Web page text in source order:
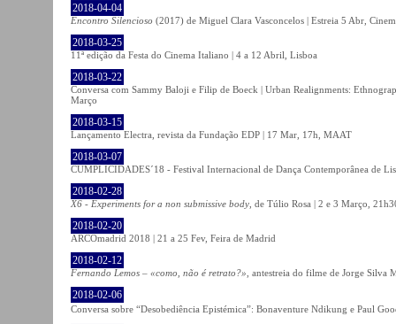
2018-04-04
Encontro Silencioso (2017) de Miguel Clara Vasconcelos | Estreia 5 Abr,
2018-03-25
11ª edição da Festa do Cinema Italiano | 4 a 12 Abril, Lisboa
2018-03-22
Conversa com Sammy Baloji e Filip de Boeck | Urban Realignments:
Março
2018-03-15
Lançamento Electra, revista da Fundação EDP | 17 Mar, 17h, MAAT
2018-03-07
CUMPLICIDADES´18 - Festival Internacional de Dança Contemporânea de
2018-02-28
X6 - Experiments for a non submissive body , de Túlio Rosa | 2 e 3 Março,
2018-02-20
ARCOmadrid 2018 | 21 a 25 Fev, Feira de Madrid
2018-02-12
Fernando Lemos – «como, não é retrato?» , antestreia do filme de Jorge Silva
2018-02-06
Conversa sobre “Desobediência Epistémica”: Bonaventure Ndikung e Paul